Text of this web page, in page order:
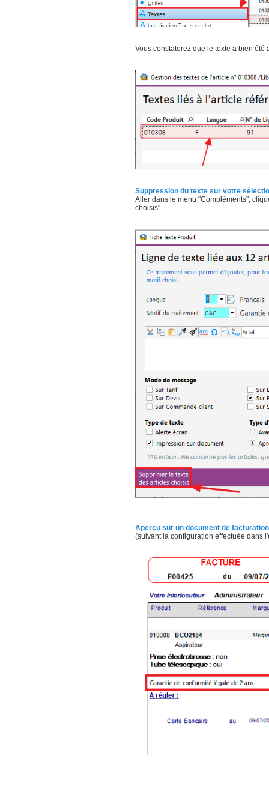
Vous constaterez que le texte a bien été
Suppression du texte sur votre
Aller dans le menu "Compléments",
choisis".
Aperçu sur un document de facturation
(suivant la configuration effectuée dans